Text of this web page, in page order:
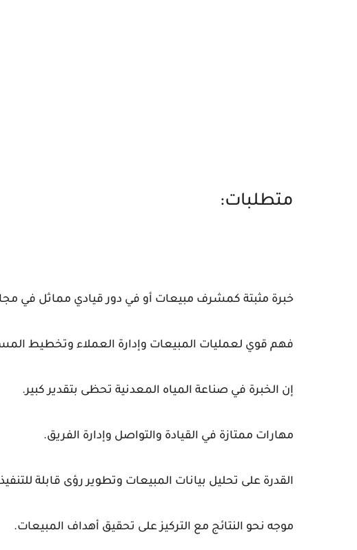
متطلبات:
خبرة مثبتة كمشرف مبيعات أو في دور قيادي مماثل في
فهم قوي لعمليات المبيعات وإدارة العملاء وتخطيط
إن الخبرة في صناعة المياه المعدنية تحظى بتقدير كبير.
مهارات ممتازة في القيادة والتواصل وإدارة الفريق.
القدرة على تحليل بيانات المبيعات وتطوير رؤى قابلة
موجه نحو النتائج مع التركيز على تحقيق أهداف المبيعات.